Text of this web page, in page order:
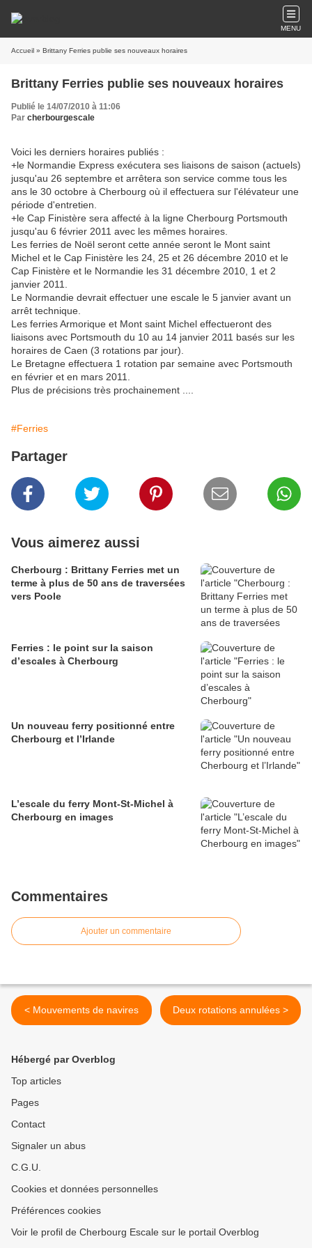
MENU
Accueil » Brittany Ferries publie ses nouveaux horaires
Brittany Ferries publie ses nouveaux horaires
Publié le 14/07/2010 à 11:06
Par cherbourgescale
Voici les derniers horaires publiés :
+le Normandie Express exécutera ses liaisons de saison (actuels)
jusqu'au 26 septembre et arrêtera son service comme tous les
ans le 30 octobre à Cherbourg où il effectuera sur l'élévateur une
période d'entretien.
+le Cap Finistère sera affecté à la ligne Cherbourg Portsmouth
jusqu'au 6 février 2011 avec les mêmes horaires.
Les ferries de Noël seront cette année seront le Mont saint
Michel et le Cap Finistère les 24, 25 et 26 décembre 2010 et le
Cap Finistère et le Normandie les 31 décembre 2010, 1 et 2
janvier 2011.
Le Normandie devrait effectuer une escale le 5 janvier avant un
arrêt technique.
Les ferries Armorique et Mont saint Michel effectueront des
liaisons avec Portsmouth du 10 au 14 janvier 2011 basés sur les
horaires de Caen (3 rotations par jour).
Le Bretagne effectuera 1 rotation par semaine avec Portsmouth
en février et en mars 2011.
Plus de précisions très prochainement ....
#Ferries
Partager
Vous aimerez aussi
Cherbourg : Brittany Ferries met un
terme à plus de 50 ans de traversées
vers Poole
Ferries : le point sur la saison
d’escales à Cherbourg
Un nouveau ferry positionné entre
Cherbourg et l’Irlande
L’escale du ferry Mont-St-Michel à
Cherbourg en images
Commentaires
Ajouter un commentaire
< Mouvements de navires Deux rotations annulées >
Hébergé par Overblog
Top articles
Pages
Contact
Signaler un abus
C.G.U.
Cookies et données personnelles
Préférences cookies
Voir le profil de Cherbourg Escale sur le portail Overblog